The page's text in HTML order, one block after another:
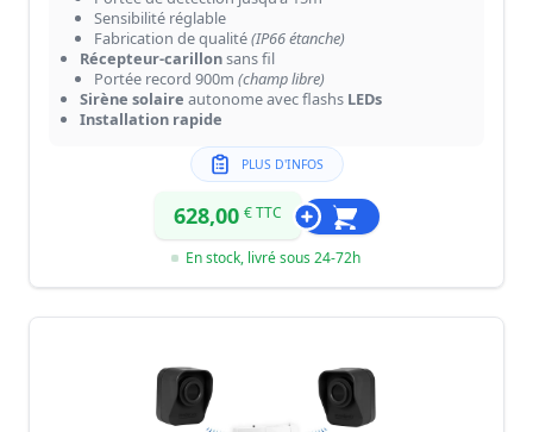
Sensibilité réglable
Fabrication de qualité(IP66 étanche)
Récepteur-carillonsans fil
Portée record 900m (champ libre)
Sirène solaire autonome avec flashs LEDs
Installation rapide
PLUS D'INFOS
628,00 € TTC
En stock, livré sous 24-72h